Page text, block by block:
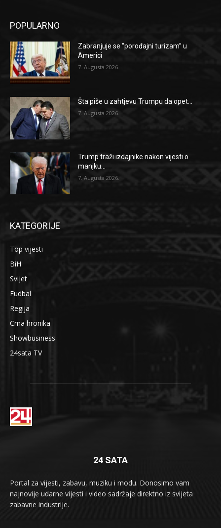
POPULARNO
Zabranjuje se “porođajni turizam” u
Americi
7. Augusta 2026.
Šta piše u zahtjevu Trumpu da opet...
7. Augusta 2026.
Trump traži izdajnike nakon vijesti o
manjku...
7. Augusta 2026.
KATEGORIJE
Top vijesti
BiH
Svijet
Fudbal
Regija
Crna hronika
Showbusiness
24sata TV
24 SATA
Portal za vijesti, zabavu, muziku i modu. Donosimo vam
najnovije udarne vijesti i video sadržaje direktno iz svijeta
zabavne industrije.